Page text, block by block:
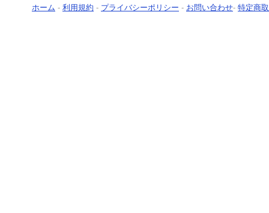
ホーム - 利用規約 - プライバシーポリシー - お問い合わせ- 特定商